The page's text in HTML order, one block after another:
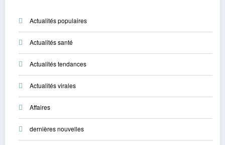
Actualités populaires
Actualités santé
Actualités tendances
Actualités virales
Affaires
dernières nouvelles